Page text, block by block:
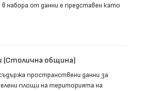
набора от данни е представен като
(Столична община)
пространствени данни за
площи на територията на